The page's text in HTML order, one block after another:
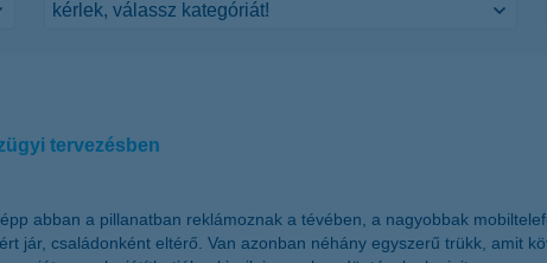
tervezésben
abban a pillanatban reklámoznak a tévében, a nagyobbak
jár, családonként eltérő. Van azonban néhány egyszerű trükk, amit